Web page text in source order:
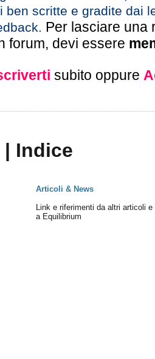
ben scritte e gradite dai
Per lasciare una
forum, devi essere
subito oppure
Indice
Articoli & News
Link e riferimenti da altri articoli e
a Equilibrium